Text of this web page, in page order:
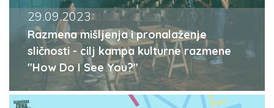
29.09.2023
Razmena mišljenja i pronalaženje
sličnosti - cilj kampa kulturne razmene
"How Do I See You?"